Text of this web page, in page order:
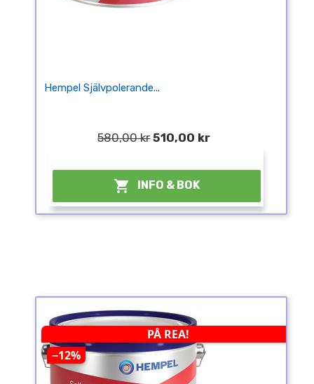
Hempel Självpolerande...
580,00 kr 510,00 kr
 INFO & BOK
PÅ REA!
−12%